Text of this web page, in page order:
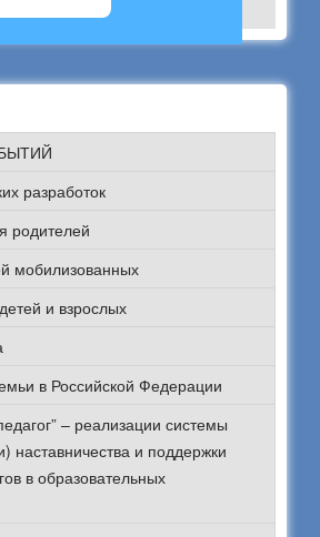
разработок
родителей
мобилизованных
и взрослых
в Российской Федерации
– реализации системы
наставничества и поддержки
в образовательных